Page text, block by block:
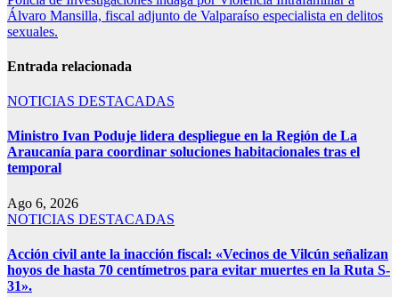
Álvaro Mansilla, fiscal adjunto de Valparaíso especialista en delitos
sexuales.
Entrada relacionada
NOTICIAS DESTACADAS
Ministro Ivan Poduje lidera despliegue en la Región de La
Araucanía para coordinar soluciones habitacionales tras el
temporal
Ago 6, 2026
NOTICIAS DESTACADAS
Acción civil ante la inacción fiscal: «Vecinos de Vilcún señalizan
hoyos de hasta 70 centímetros para evitar muertes en la Ruta S-
31».